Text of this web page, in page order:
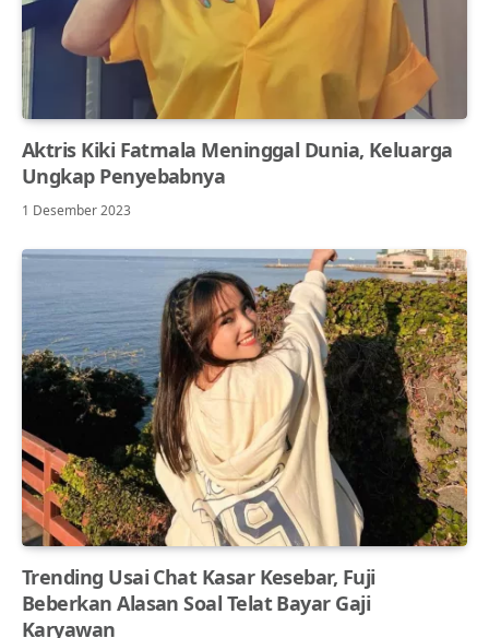
Aktris Kiki Fatmala Meninggal Dunia, Keluarga
Ungkap Penyebabnya
1 Desember 2023
Trending Usai Chat Kasar Kesebar, Fuji
Beberkan Alasan Soal Telat Bayar Gaji
Karyawan